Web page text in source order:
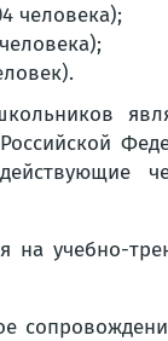
человека);
на учебно-